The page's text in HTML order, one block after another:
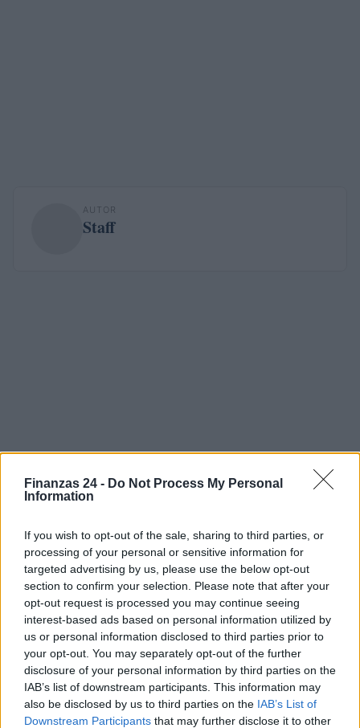
Finanzas 24 - Do Not Process My Personal
Information
If you wish to opt-out of the sale, sharing to third parties, or
processing of your personal or sensitive information for
targeted advertising by us, please use the below opt-out
section to confirm your selection. Please note that after your
opt-out request is processed you may continue seeing
interest-based ads based on personal information utilized by
us or personal information disclosed to third parties prior to
your opt-out. You may separately opt-out of the further
disclosure of your personal information by third parties on the
IAB’s list of downstream participants. This information may
also be disclosed by us to third parties on the IAB’s List of
Downstream Participants that may further disclose it to other
AUTOR
Staff
Sigue leyendo
NEWS